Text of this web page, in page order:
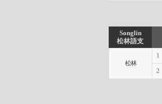
Songlin
松林語支
松林
1
2